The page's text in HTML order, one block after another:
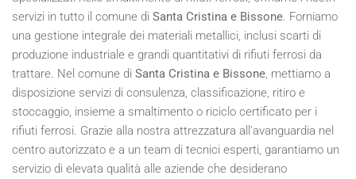
servizi in tutto il comune di Santa Cristina e Bissone. Forniamo
una gestione integrale dei materiali metallici, inclusi scarti di
produzione industriale e grandi quantitativi di rifiuti ferrosi da
trattare. Nel comune di Santa Cristina e Bissone, mettiamo a
disposizione servizi di consulenza, classificazione, ritiro e
stoccaggio, insieme a smaltimento o riciclo certificato per i
rifiuti ferrosi. Grazie alla nostra attrezzatura all'avanguardia nel
centro autorizzato e a un team di tecnici esperti, garantiamo un
servizio di elevata qualità alle aziende che desiderano